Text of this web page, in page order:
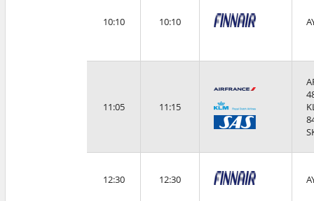
10:10 10:10
11:05 11:15
12:30 12:30